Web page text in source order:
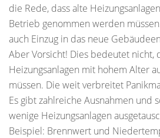
die Rede, dass alte
Betrieb genommen werden
auch Einzug in das neue
Aber Vorsicht! Dies bedeutet nicht,
Heizungsanlagen mit hohem Alter
müssen. Die weit verbreitet
Es gibt zahlreiche Ausnahmen und
wenige Heizungsanlagen
Beispiel: Brennwert und